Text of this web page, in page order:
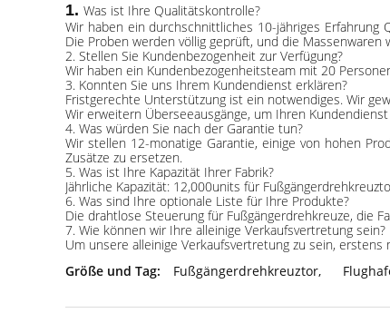
1. Was ist Ihre Qualitätskontrolle?
Wir haben ein durchschnittliches 10-jähriges
Die Proben werden völlig geprüft, und die
2. Stellen Sie Kundenbezogenheit zur Verfügung?
Wir haben ein Kundenbezogenheitsteam mit 20
3. Konnten Sie uns Ihrem Kundendienst erklären?
Fristgerechte Unterstützung ist ein notwendiges. Wir
Wir erweitern Überseeausgänge, um Ihren
4. Was würden Sie nach der Garantie tun?
Wir stellen 12-monatige Garantie, einige von hohen
Zusätze zu ersetzen.
5. Was ist Ihre Kapazität Ihrer Fabrik?
Jährliche Kapazität: 12,000units für
6. Was sind Ihre optionale Liste für Ihre Produkte?
Die drahtlose Steuerung für Fußgängerdrehkreuze, die
7. Wie können wir Ihre alleinige Verkaufsvertretung sein?
Um unsere alleinige Verkaufsvertretung zu sein,
Größe und Tag:
Fußgängerdrehkreuztor,